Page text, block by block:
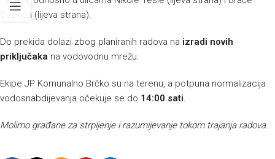
Ćuskića (lijeva strana).
Do prekida dolazi zbog planiranih radova na izradi novih
priključaka na vodovodnu mrežu.
Ekipe JP Komunalno Brčko su na terenu, a potpuna normalizacija
vodosnabdijevanja očekuje se do 14:00 sati.
Molimo građane za strpljenje i razumijevanje tokom trajanja radova.